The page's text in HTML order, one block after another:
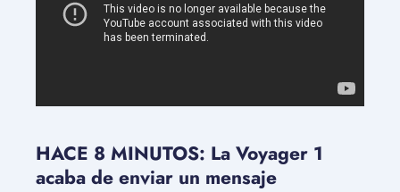
HACE 8 MINUTOS: La Voyager 1
acaba de enviar un mensaje